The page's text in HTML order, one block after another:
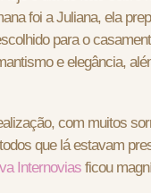
foi a Juliana, ela
para o
e elegância,
com muitos
que lá estavam
Internovias ficou